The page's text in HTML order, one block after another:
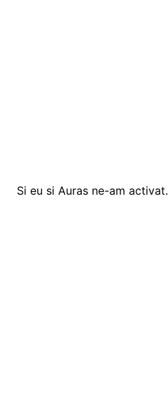
Si eu si Auras ne-am activat.